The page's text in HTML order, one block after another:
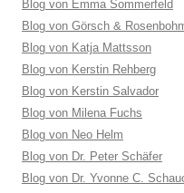
Blog von Emma Sommerfeld
Blog von Görsch &
Blog von Katja Mattsson
Blog von Kerstin Rehberg
Blog von Kerstin Salvador
Blog von Milena Fuchs
Blog von Neo Helm
Blog von Dr. Peter Schäfer
Blog von Dr. Yvonne C.